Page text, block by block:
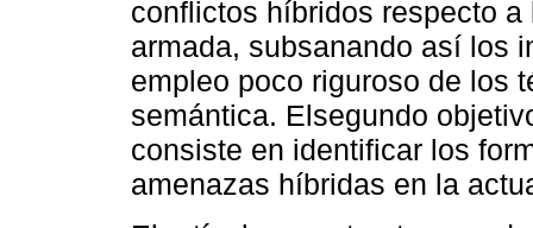
conflictos híbridos respecto
armada, subsanando así los
empleo poco riguroso de los
semántica. Elsegundo
consiste en identificar los
amenazas híbridas en la